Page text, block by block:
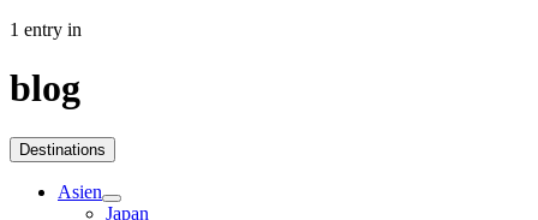
1 entry in
blog
Destinations
Asien
Japan